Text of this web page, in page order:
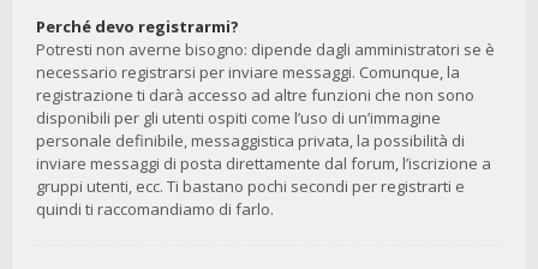
Perché devo registrarmi?
Potresti non averne bisogno: dipende dagli amministratori se è
necessario registrarsi per inviare messaggi. Comunque, la
registrazione ti darà accesso ad altre funzioni che non sono
disponibili per gli utenti ospiti come l’uso di un’immagine
personale definibile, messaggistica privata, la possibilità di
inviare messaggi di posta direttamente dal forum, l’iscrizione a
gruppi utenti, ecc. Ti bastano pochi secondi per registrarti e
quindi ti raccomandiamo di farlo.